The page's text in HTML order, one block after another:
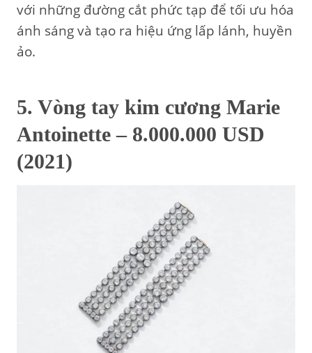
với những đường cắt phức tạp để tối ưu hóa
ánh sáng và tạo ra hiệu ứng lấp lánh, huyền
ảo.
5. Vòng tay kim cương Marie
Antoinette – 8.000.000 USD
(2021)